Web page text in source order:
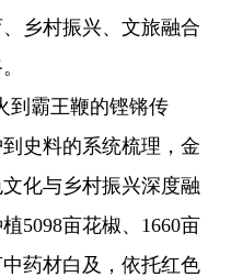
乡村振兴、文旅融合
到霸王鞭的铿锵传
史料的系统梳理，金
化与乡村振兴深度融
5098亩花椒、1660亩
药材白及，依托红色